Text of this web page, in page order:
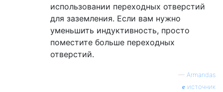
использовании переходных отверстий
для заземления. Если вам нужно
уменьшить индуктивность, просто
поместите больше переходных
отверстий.
— Armandas
источник